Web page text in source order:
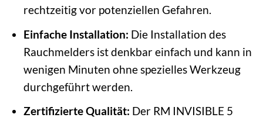
rechtzeitig vor potenziellen Gefahren.
Einfache Installation: Die Installation des
Rauchmelders ist denkbar einfach und kann in
wenigen Minuten ohne spezielles Werkzeug
durchgeführt werden.
Zertifizierte Qualität: Der RM INVISIBLE 5